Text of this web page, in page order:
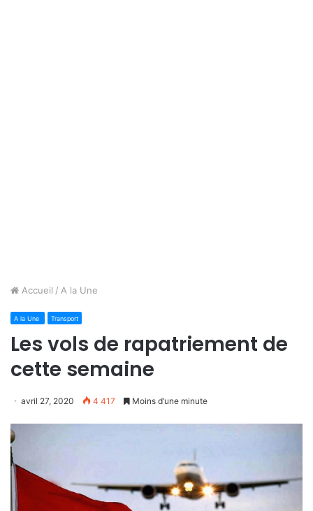
Accueil / A la Une
A la Une Transport
Les vols de rapatriement de
cette semaine
avril 27, 2020 4 417 Moins d’une minute